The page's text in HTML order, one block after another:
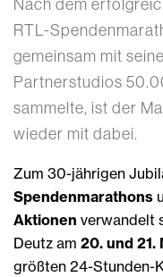
Nach dem
RTL-
gemeinsam mit
Partnerstudios
sammelte, ist der
wieder mit dabei.
Zum 30-jährigen
Spendenmarathons
Aktionen verwandelt
Deutz am 20. und
größten 24-Stunden-